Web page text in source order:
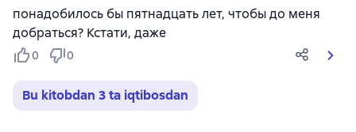
понадобилось бы пятнадцать лет, чтобы до меня
добраться? Кстати, даже
0 0
Bu kitobdan 3 ta iqtibosdan